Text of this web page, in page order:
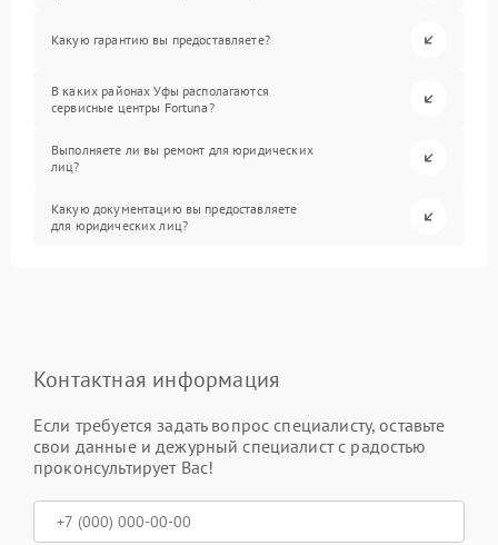
Какую гарантию вы предоставляете?
В каких районах Уфы располагаются
сервисные центры Fortuna?
Выполняете ли вы ремонт для юридических
лиц?
Какую документацию вы предоставляете
для юридических лиц?
Контактная информация
Если требуется задать вопрос специалисту, оставьте
свои данные и дежурный специалист с радостью
проконсультирует Вас!